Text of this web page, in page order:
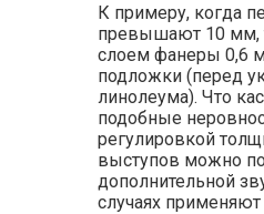
К примеру, когда
превышают 10 мм,
слоем фанеры 0,6
подложки (перед
линолеума). Что
подобные
регулировкой
выступов можно
дополнительной
случаях